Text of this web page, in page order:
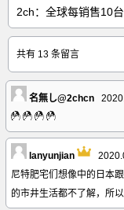
2ch：全球每销售‌10
共有 13 条留言
名無し@2chcn
lanyunjian
尼特肥宅们想像中的日本
的市井生活都不了解，所